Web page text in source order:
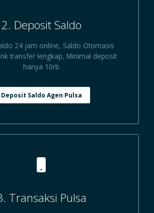
2. Deposit Saldo
24 jam online, Saldo Otomasis
transfer lengkap, Minimal deposit
hanya 10rb
Deposit Saldo Agen Pulsa
Transaksi Pulsa